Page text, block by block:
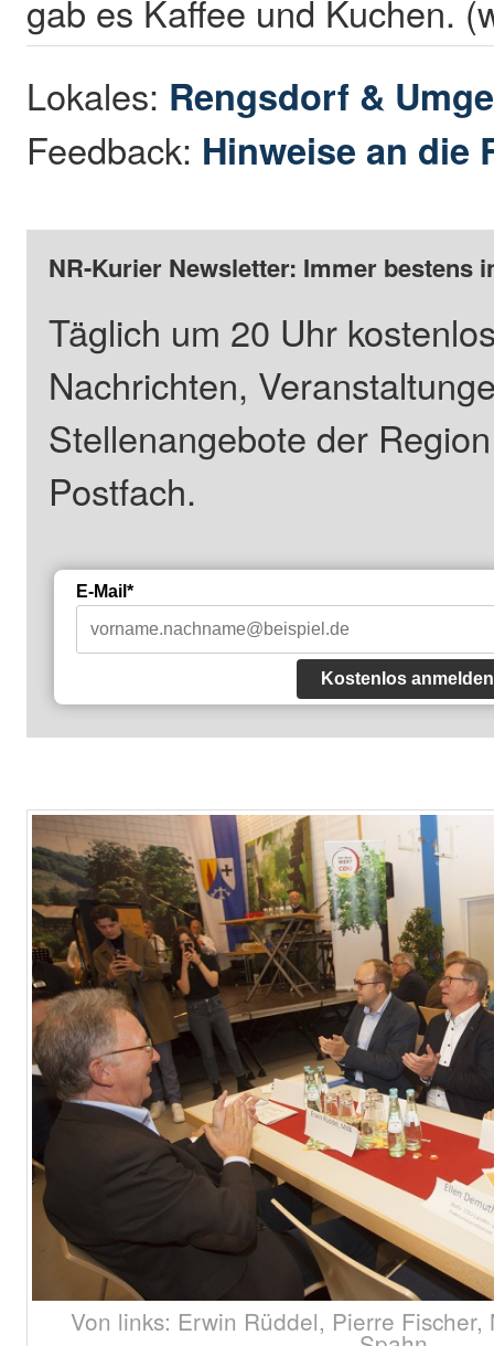
gab es Kaffee und Kuchen.
Lokales: Rengsdorf &
Feedback: Hinweise an die
NR-Kurier Newsletter: Immer bestens
Täglich um 20 Uhr
Nachrichten,
Stellenangebote der
Postfach.
E-Mail*
Kostenlos anmelden
Von links: Erwin Rüddel, Pierre